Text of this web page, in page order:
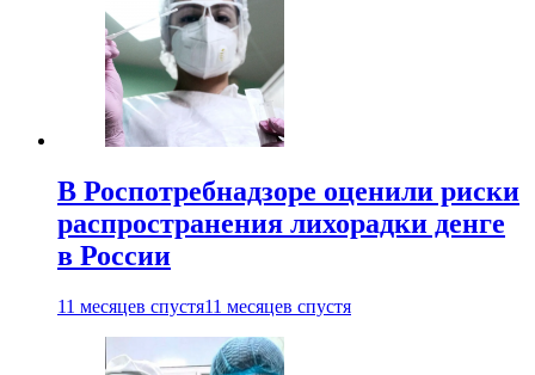
В Роспотребнадзоре оценили риски
распространения лихорадки денге
в России
11 месяцев спустя11 месяцев спустя